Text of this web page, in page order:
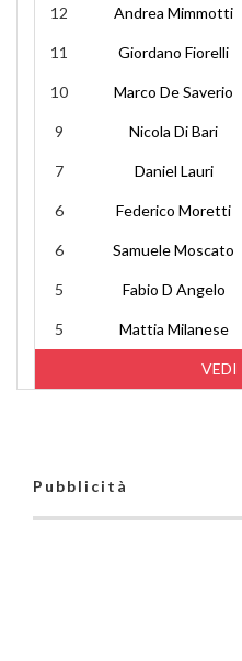
12 Andrea Mimmotti
11 Giordano Fiorelli
10 Marco De Saverio
9 Nicola Di Bari
7 Daniel Lauri
6 Federico Moretti
6 Samuele Moscato
5 Fabio D Angelo
5 Mattia Milanese
Pubblicità